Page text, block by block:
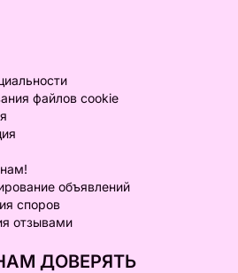
файлов cookie
объявлений
споров
отзывами
ДОВЕРЯТЬ